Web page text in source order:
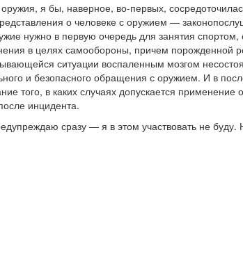
я бы, наверное, во-первых,
о человеке с оружием —
нужно в первую очередь для занятия спортом,
в целях самообороны, причем порожденной
ситуации воспаленным мозгом
и безопасного обращения с оружием. И в
того, в каких случаях допускается применение
инцидента.
сразу — я в этом участвовать не буду.